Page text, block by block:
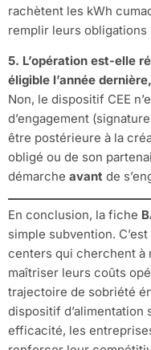
rachètent les kWh
remplir leurs obligations
5. L’opération est-elle
éligible l’année
Non, le dispositif CEE
d’engagement
être postérieure à la
obligé ou de son
démarche avant de
En conclusion, la fiche
simple subvention.
centers qui cherchent à
maîtriser leurs coûts
trajectoire de sobriété
dispositif d’alimentation
efficacité, les